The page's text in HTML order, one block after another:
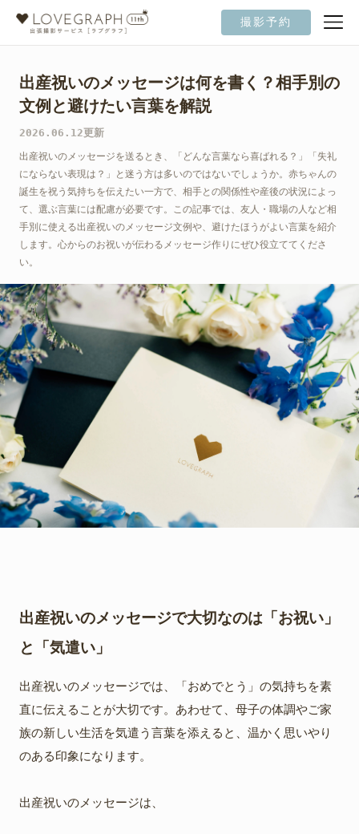
撮影予約
出産祝いのメッセージは何を書く？相手別の
文例と避けたい言葉を解説
2026.06.12更新
出産祝いのメッセージを送るとき、「どんな言葉なら喜ばれる？」「失礼
にならない表現は？」と迷う方は多いのではないでしょうか。赤ちゃんの
誕生を祝う気持ちを伝えたい一方で、相手との関係性や産後の状況によっ
て、選ぶ言葉には配慮が必要です。この記事では、友人・職場の人など相
手別に使える出産祝いのメッセージ文例や、避けたほうがよい言葉を紹介
します。心からのお祝いが伝わるメッセージ作りにぜひ役立ててくださ
い。
出産祝いのメッセージで大切なのは「お祝い」
と「気遣い」
出産祝いのメッセージでは、「おめでとう」の気持ちを素
直に伝えることが大切です。あわせて、母子の体調やご家
族の新しい生活を気遣う言葉を添えると、温かく思いやり
のある印象になります。
出産祝いのメッセージは、